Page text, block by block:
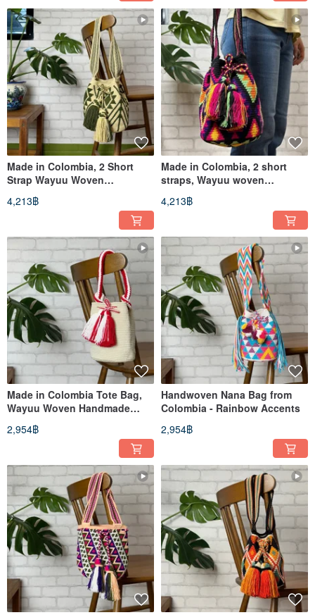
Made in Colombia, 2 Short
Strap Wayuu Woven
Handmade Bag, Senmi
4,213฿
Made in Colombia, 2 short
straps, Wayuu woven
handmade bag, yarn-dyed
bright.
4,213฿
Made in Colombia Tote Bag,
Wayuu Woven Handmade
Bag, Red and White Weave
2,954฿
Handwoven Nana Bag from
Colombia - Rainbow Accents
2,954฿